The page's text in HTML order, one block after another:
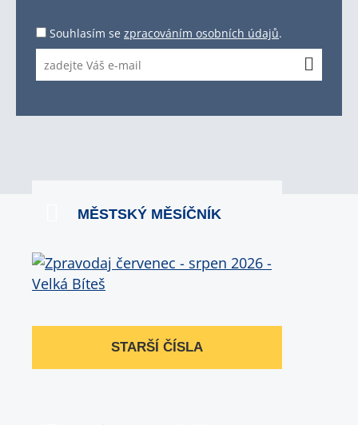
Souhlasím se zpracováním osobních údajů.
MĚSTSKÝ MĚSÍČNÍK
STARŠÍ ČÍSLA